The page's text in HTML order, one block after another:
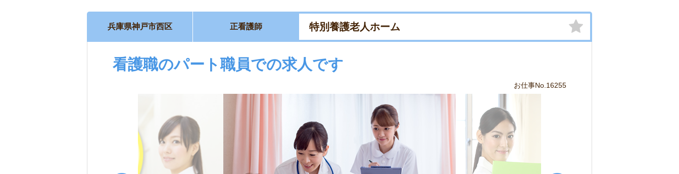
兵庫県神戸市西区 正看護師 特別養護老人ホーム
看護職のパート職員での求人です
お仕事No.16255